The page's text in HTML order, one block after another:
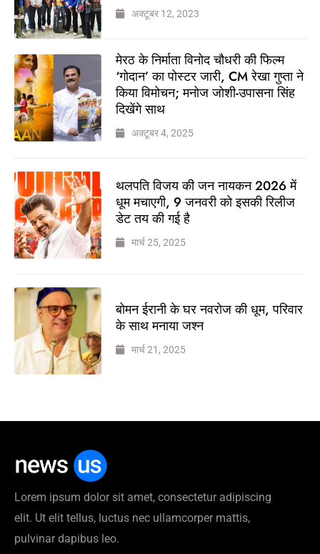
अक्टूबर 12, 2023
मेरठ के निर्माता विनोद चौधरी की फिल्म
‘गोदान’ का पोस्टर जारी, CM रेखा गुप्ता ने
किया विमोचन; मनोज जोशी-उपासना सिंह
दिखेंगे साथ
अक्टूबर 4, 2025
थलपति विजय की जन नायकन 2026 में
धूम मचाएगी, 9 जनवरी को इसकी रिलीज
डेट तय की गई है
मार्च 25, 2025
बोमन ईरानी के घर नवरोज की धूम, परिवार
के साथ मनाया जश्न
मार्च 21, 2025
Lorem ipsum dolor sit amet, consectetur adipiscing
elit. Ut elit tellus, luctus nec ullamcorper mattis,
pulvinar dapibus leo.